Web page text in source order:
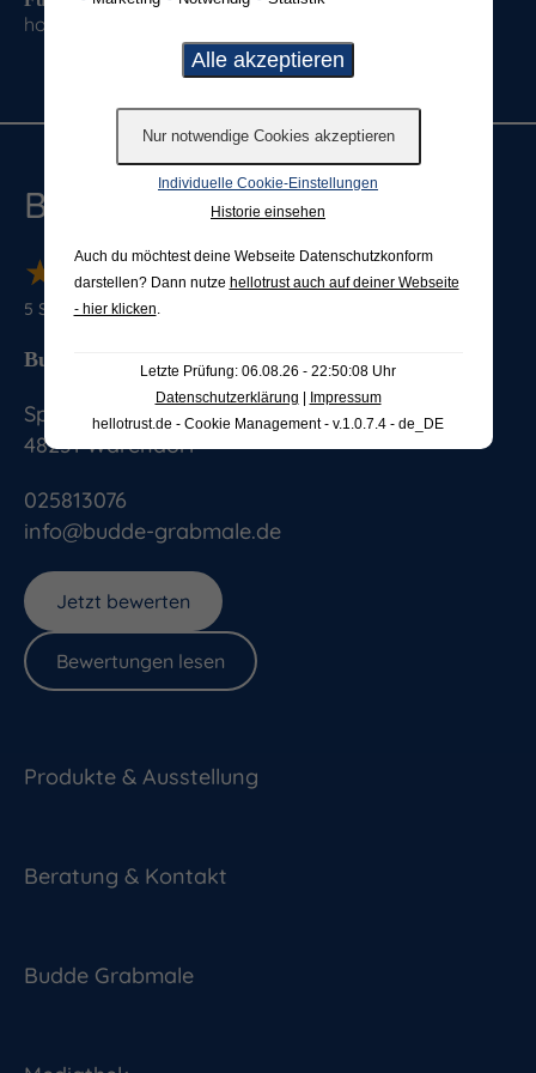
hochwertigen Produktkatalog
KostenfreienKatalog bestellen
Budde Grabmale
★
★★★★
★ ★★★★
5 Sterne von881Bewertungen
Budde Grabmale GmbH & Co. KG
info@budde-grabmale.de
025813076
Splieterstrasse 41
48231 Warendorf
Jetzt bewerten
Bewertungen lesen
Produkte & Ausstellung
Beratung & Kontakt
Budde Grabmale
Individuelle Cookie-Einstellungen
Historie einsehen
Auch du möchtest deine Webseite Datenschutzkonform
darstellen? Dann nutze hellotrust auch auf deiner Webseite
- hier klicken.
Letzte Prüfung: 06.08.26 - 22:50:08 Uhr
Datenschutzerklärung
Impressum
hellotrust.de - Cookie Management - v.1.0.7.4 - de_DE